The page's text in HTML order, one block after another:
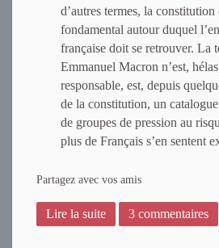
d’autres termes, la constitution
fondamental autour duquel
française doit se retrouver. La
Emmanuel Macron n’est,
responsable, est, depuis
de la constitution, un
de groupes de pression au
plus de Français s’en sentent
Partagez avec vos amis
Lire la suite 3 commentaires